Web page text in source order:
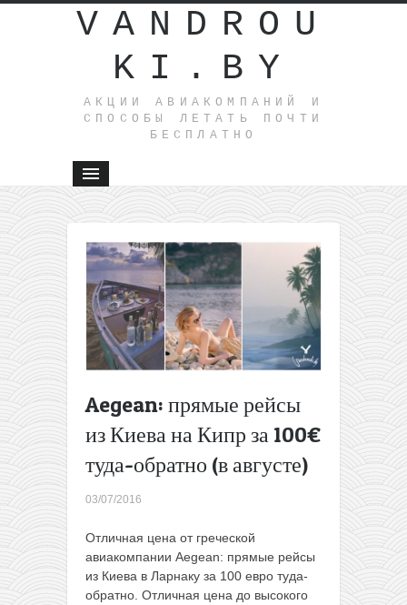
VANDROU
KI.BY
АКЦИИ АВИАКОМПАНИЙ И
СПОСОБЫ ЛЕТАТЬ ПОЧТИ
БЕСПЛАТНО
Aegean: прямые рейсы
из Киева на Кипр за 100€
туда-обратно (в августе)
03/07/2016
Отличная цена от греческой
авиакомпании Aegean: прямые рейсы
из Киева в Ларнаку за 100 евро туда-
обратно. Отличная цена до высокого
полеты
от 88€
туда-
августе)
Air China:
в Новую
Зеландию
обратно
(сентябрь-
март)